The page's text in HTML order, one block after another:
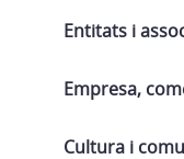
Entitats i
Empresa,
Cultura i